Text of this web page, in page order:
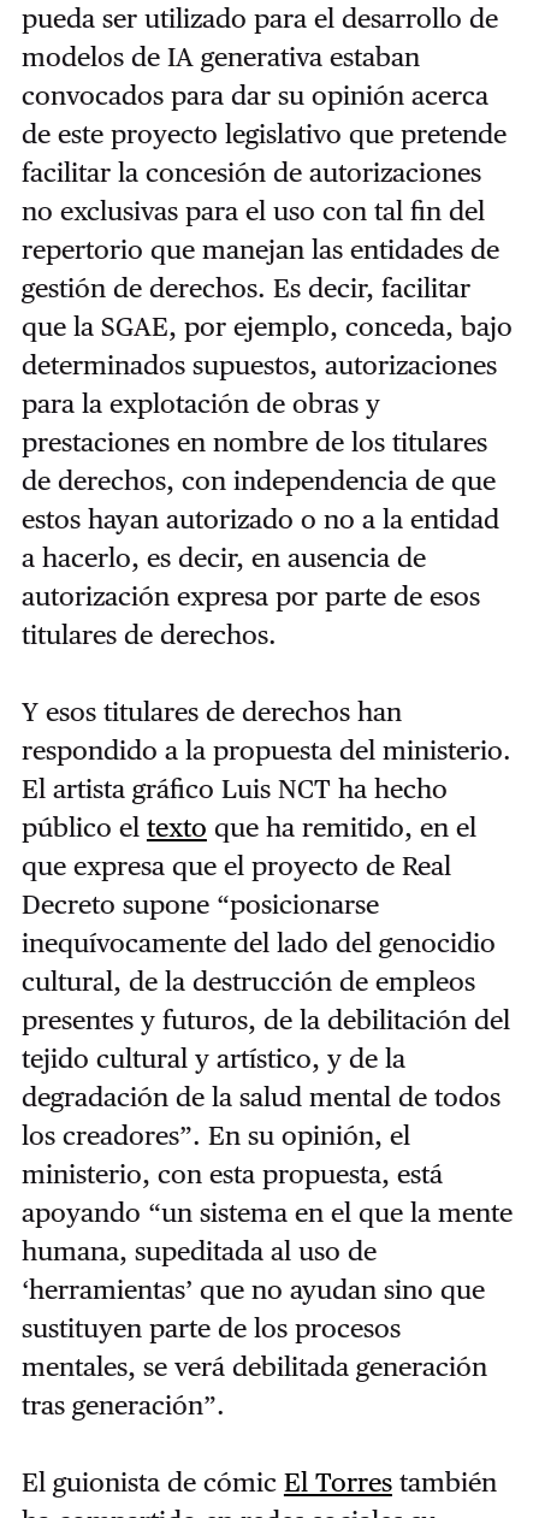
pueda ser utilizado para el desarrollo de
modelos de IA generativa estaban
convocados para dar su opinión acerca
de este proyecto legislativo que pretende
facilitar la concesión de autorizaciones
no exclusivas para el uso con tal fin del
repertorio que manejan las entidades de
gestión de derechos. Es decir, facilitar
que la SGAE, por ejemplo, conceda, bajo
determinados supuestos, autorizaciones
para la explotación de obras y
prestaciones en nombre de los titulares
de derechos, con independencia de que
estos hayan autorizado o no a la entidad
a hacerlo, es decir, en ausencia de
autorización expresa por parte de esos
titulares de derechos.
Y esos titulares de derechos han
respondido a la propuesta del ministerio.
El artista gráfico Luis NCT ha hecho
público el texto que ha remitido, en el
que expresa que el proyecto de Real
Decreto supone “posicionarse
inequívocamente del lado del genocidio
cultural, de la destrucción de empleos
presentes y futuros, de la debilitación del
tejido cultural y artístico, y de la
degradación de la salud mental de todos
los creadores”. En su opinión, el
ministerio, con esta propuesta, está
apoyando “un sistema en el que la mente
humana, supeditada al uso de
‘herramientas’ que no ayudan sino que
sustituyen parte de los procesos
mentales, se verá debilitada generación
tras generación”.
El guionista de cómic El Torrestambién